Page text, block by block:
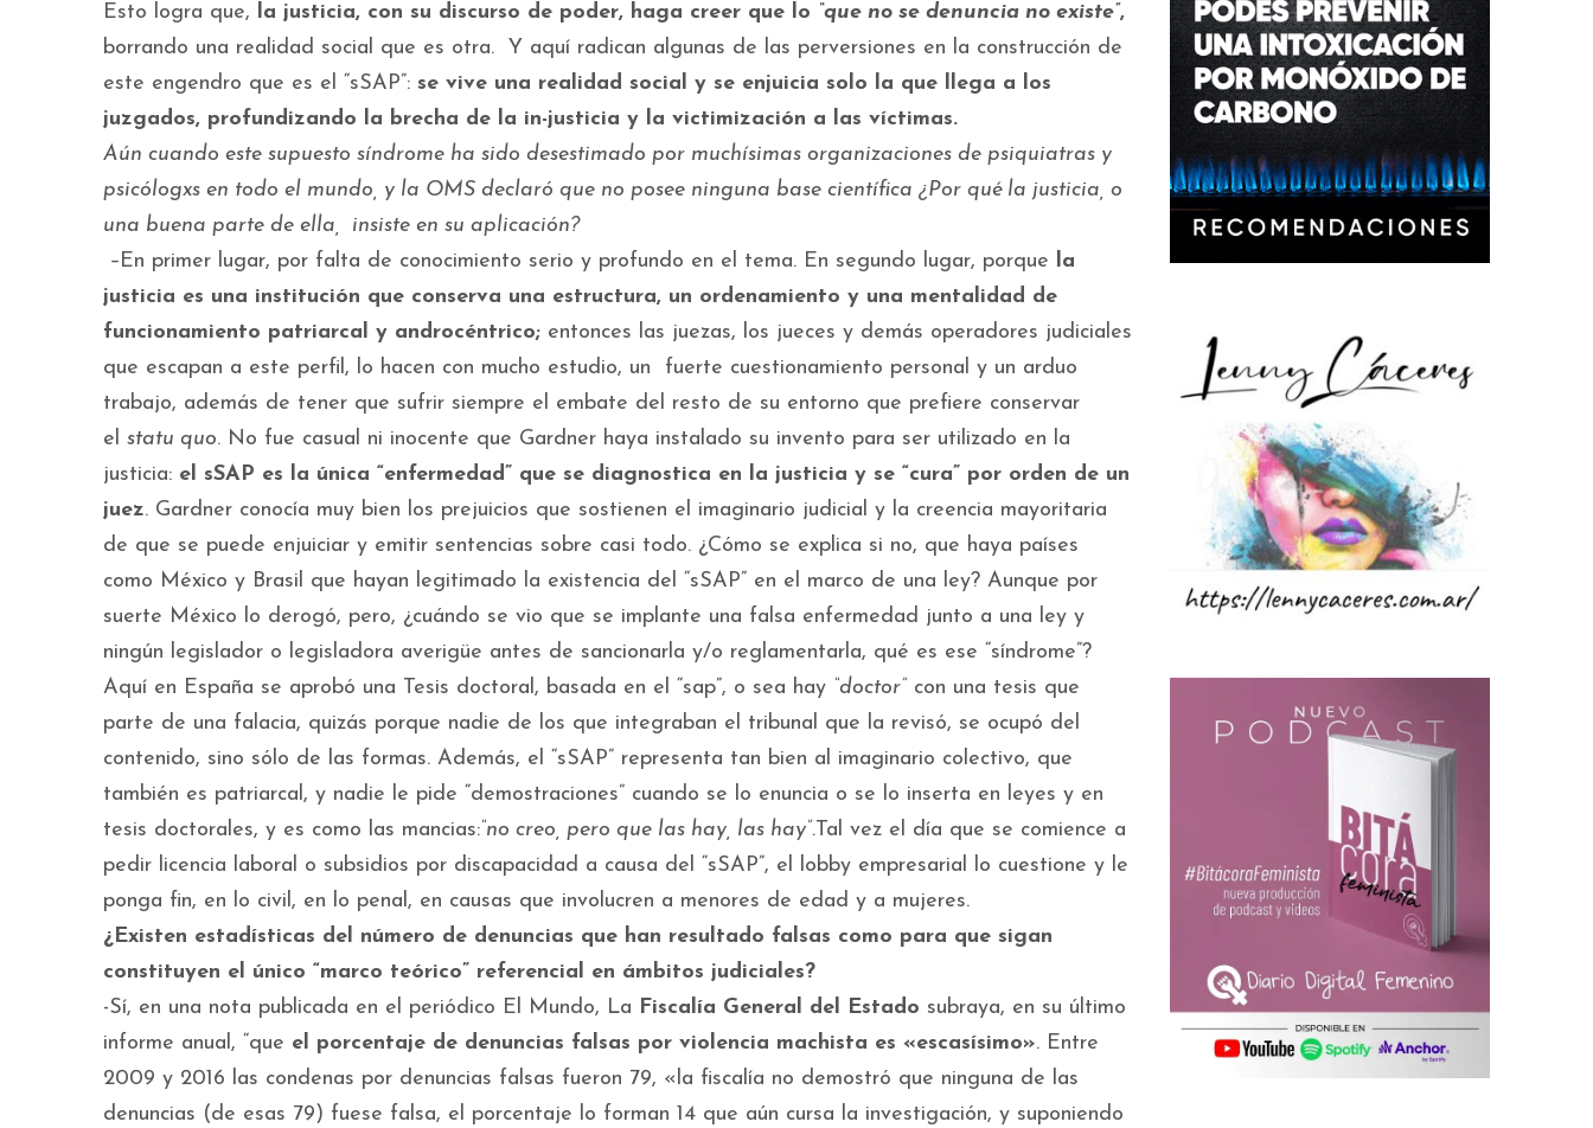
Esto logra que, la justicia, con su discurso de poder, haga creer que lo “que no se denuncia no existe”,
borrando una realidad social que es otra. Y aquí radican algunas de las perversiones en la construcción de
este engendro que es el “sSAP”: se vive una realidad social y se enjuicia solo la que llega a los
juzgados, profundizando la brecha de la in-justicia y la victimización a las víctimas.
Aún cuando este supuesto síndrome ha sido desestimado por muchísimas organizaciones de psiquiatras y
psicólogxs en todo el mundo, y la OMS declaró que no posee ninguna base científica ¿Por qué la justicia, o
una buena parte de ella, insiste en su aplicación?
–En primer lugar, por falta de conocimiento serio y profundo en el tema. En segundo lugar, porque la
justicia es una institución que conserva una estructura, un ordenamiento y una mentalidad de
funcionamiento patriarcal y androcéntrico; entonces las juezas, los jueces y demás operadores judiciales
que escapan a este perfil, lo hacen con mucho estudio, un fuerte cuestionamiento personal y un arduo
trabajo, además de tener que sufrir siempre el embate del resto de su entorno que prefiere conservar
el statu quo. No fue casual ni inocente que Gardner haya instalado su invento para ser utilizado en la
justicia: el sSAP es la única “enfermedad” que se diagnostica en la justicia y se “cura” por orden de un
juez. Gardner conocía muy bien los prejuicios que sostienen el imaginario judicial y la creencia mayoritaria
de que se puede enjuiciar y emitir sentencias sobre casi todo. ¿Cómo se explica si no, que haya países
como México y Brasil que hayan legitimado la existencia del “sSAP” en el marco de una ley? Aunque por
suerte México lo derogó, pero, ¿cuándo se vio que se implante una falsa enfermedad junto a una ley y
ningún legislador o legisladora averigüe antes de sancionarla y/o reglamentarla, qué es ese “síndrome”?
Aquí en España se aprobó una Tesis doctoral, basada en el “sap”, o sea hay “doctor” con una tesis que
parte de una falacia, quizás porque nadie de los que integraban el tribunal que la revisó, se ocupó del
contenido, sino sólo de las formas. Además, el “sSAP” representa tan bien al imaginario colectivo, que
también es patriarcal, y nadie le pide “demostraciones” cuando se lo enuncia o se lo inserta en leyes y en
tesis doctorales, y es como las mancias:“no creo, pero que las hay, las hay”.Tal vez el día que se comience a
pedir licencia laboral o subsidios por discapacidad a causa del “sSAP”, el lobby empresarial lo cuestione y le
ponga fin, en lo civil, en lo penal, en causas que involucren a menores de edad y a mujeres.
¿Existen estadísticas del número de denuncias que han resultado falsas como para que sigan
constituyen el único “marco teórico” referencial en ámbitos judiciales?
-Sí, en una nota publicada en el periódico El Mundo, La Fiscalía General del Estado subraya, en su último
informe anual, “que el porcentaje de denuncias falsas por violencia machista es «escasísimo». Entre
2009 y 2016 las condenas por denuncias falsas fueron 79, «la fiscalía no demostró que ninguna de las
denuncias (de esas 79) fuese falsa, el porcentaje lo forman 14 que aún cursa la investigación, y suponiendo